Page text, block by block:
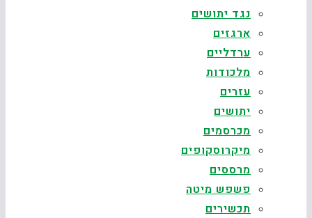
נגד יתושים
ארגזים
ערדליים
מלכודות
עזרים
יתושים
מכרסמים
מיקרוסקופים
מרססים
פשפש מיטה
תכשירים